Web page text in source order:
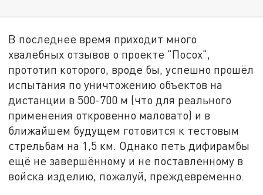
В последнее время приходит много
хвалебных отзывов о проекте "Посох",
прототип которого, вроде бы, успешно прошёл
испытания по уничтожению объектов на
дистанции в 500-700 м (что для реального
применения откровенно маловато) и в
ближайшем будущем готовится к тестовым
стрельбам на 1,5 км. Однако петь дифирамбы
ещё не завершённому и не поставленному в
войска изделию, пожалуй, преждевременно.